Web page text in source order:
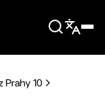
Prahy 10